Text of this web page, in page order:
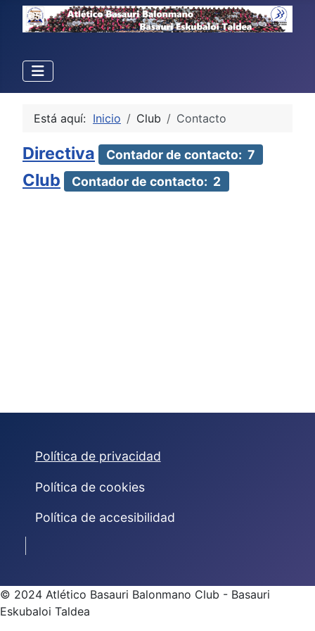
Está aquí: Inicio Club Contacto
Directiva Contador de contacto: 7
Club Contador de contacto: 2
Política de privacidad
Política de cookies
Política de accesibilidad
© 2024 Atlético Basauri Balonmano Club - Basauri
Eskubaloi Taldea